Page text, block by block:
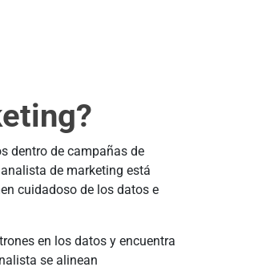
dentro de campañas de
de marketing está
cuidadoso de los datos e
en los datos y encuentra
se alinean